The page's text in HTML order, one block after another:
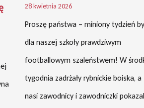
28 kwietnia 2026
Proszę państwa – miniony tydzień
dla naszej szkoły prawdziwym
footballowym szaleństwem! W
tygodnia zadrżały rybnickie boiska, a
nasi zawodnicy i zawodniczki